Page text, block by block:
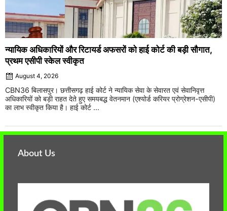
न्यायिक अधिकारियों और रिटायर्ड अफसरों को हाई कोर्ट की बड़ी सौगात,
प्रथम एसीपी स्केल स्वीकृत
August 4, 2026
CBN36 बिलासपुर। छत्तीसगढ़ हाई कोर्ट ने न्यायिक सेवा के सेवारत एवं सेवानिवृत्त
अधिकारियों को बड़ी राहत देते हुए समयबद्ध वेतनमान (एश्योर्ड करियर प्रोग्रेशन-एसीपी)
का लाभ स्वीकृत किया है। हाई कोर्ट ...
About Us